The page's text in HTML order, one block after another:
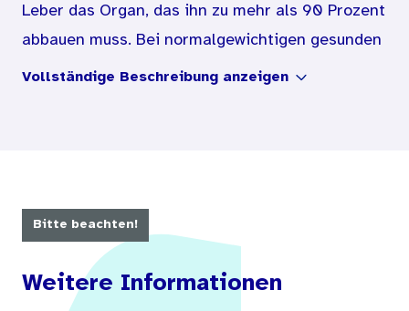
Leber das Organ, das ihn zu mehr als 90 Prozent
abbauen muss. Bei normalgewichtigen gesunden
erwachsenen Menschen braucht die Leber 1 bis
Dieses Infoblatt informiert darüber, wie der
Körper reagiert und was er verträgt. Dabei gibt
es Unterschiede zwischen Männern und Frauen.
Vollständige Beschreibung anzeigen
Bitte beachten!
Weitere Informationen